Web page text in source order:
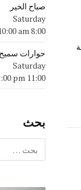
صباح الخير
Saturday
8:00 am
am
حوارات سميح
Saturday
11:00 am
pm
بحث